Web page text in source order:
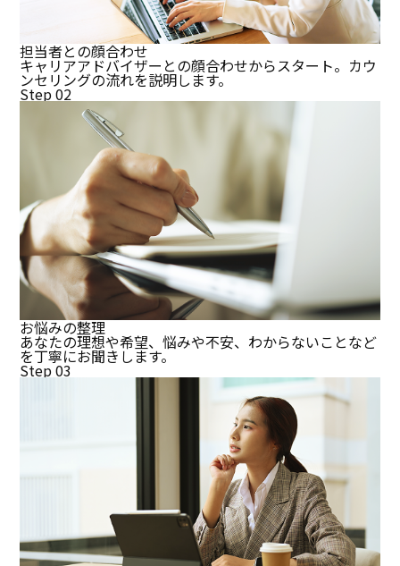
担当者との顔合わせ
キャリアアドバイザーとの顔合わせからスタート。カウ
ンセリングの流れを説明します。
Step 02
お悩みの整理
あなたの理想や希望、悩みや不安、わからないことなど
を丁寧にお聞きします。
Step 03